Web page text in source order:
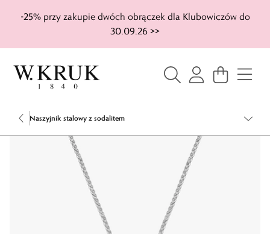
-25% przy zakupie dwóch obrączek dla Klubowiczów do
30.09.26 >>
Naszyjnik stalowy z sodalitem